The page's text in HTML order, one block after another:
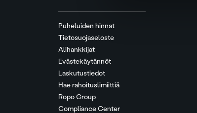
Puheluiden hinnat
Tietosuojaseloste
Alihankkijat
Evästekäytännöt
Laskutustiedot
Hae rahoituslimiittiä
Ropo Group
Compliance Center